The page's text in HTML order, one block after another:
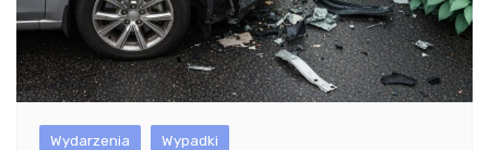
Wydarzenia Wypadki